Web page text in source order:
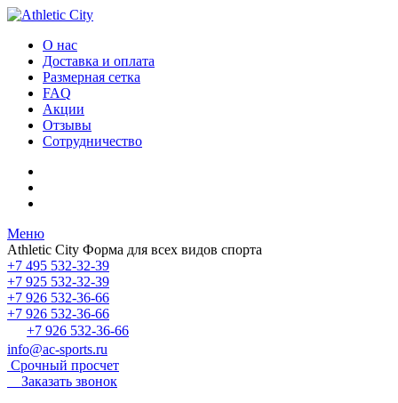
О нас
Доставка и оплата
Размерная сетка
FAQ
Акции
Отзывы
Сотрудничество
Меню
Athletic City Форма для всех видов спорта
+7 495 532-32-39
+7 925 532-32-39
+7 926 532-36-66
+7 926 532-36-66
+7 926 532-36-66
info@ac-sports.ru
Срочный просчет
Заказать звонок